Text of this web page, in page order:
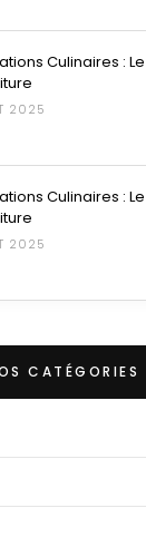
Culinaires :
2025
Culinaires :
2025
CATÉGORIES